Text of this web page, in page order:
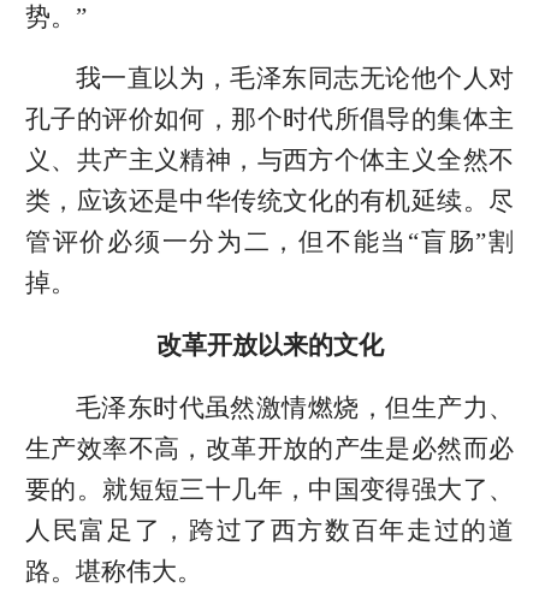
势。”
我一直以为，毛泽东同志无论他个人对
孔子的评价如何，那个时代所倡导的集体主
义、共产主义精神，与西方个体主义全然不
类，应该还是中华传统文化的有机延续。尽
管评价必须一分为二，但不能当“盲肠”割
掉。
改革开放以来的文化
毛泽东时代虽然激情燃烧，但生产力、
生产效率不高，改革开放的产生是必然而必
要的。就短短三十几年，中国变得强大了、
人民富足了，跨过了西方数百年走过的道
路。堪称伟大。